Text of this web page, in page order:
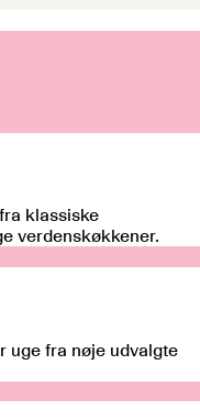
klassiske
verdenskøkkener.
uge fra nøje udvalgte